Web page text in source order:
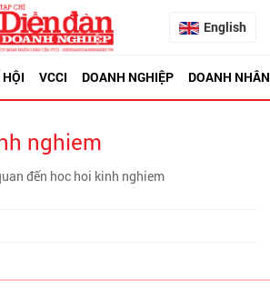
English
VCCI DOANH NGHIỆP DOANH NHÂN
nghiem
đến hoc hoi kinh nghiem